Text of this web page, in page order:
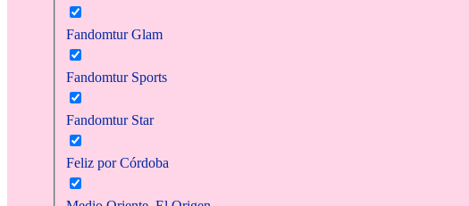
Fandomtur Glam
Fandomtur Sports
Fandomtur Star
Feliz por Córdoba